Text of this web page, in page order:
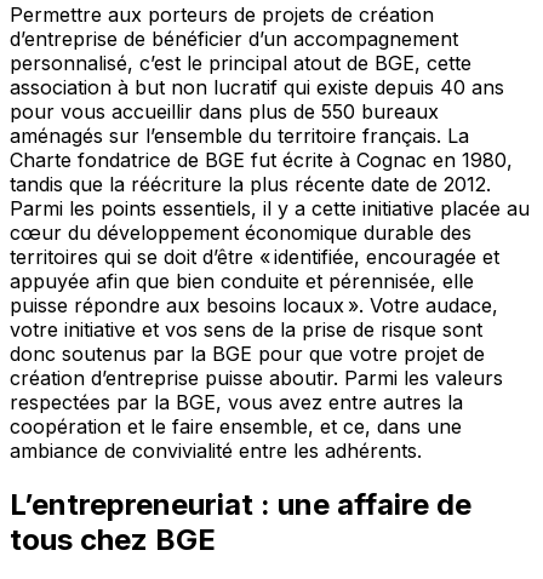
Permettre aux porteurs de projets de création
d’entreprise de bénéficier d’un accompagnement
personnalisé, c’est le principal atout de BGE, cette
association à but non lucratif qui existe depuis 40 ans
pour vous accueillir dans plus de 550 bureaux
aménagés sur l’ensemble du territoire français. La
Charte fondatrice de BGE fut écrite à Cognac en 1980,
tandis que la réécriture la plus récente date de 2012.
Parmi les points essentiels, il y a cette initiative placée au
cœur du développement économique durable des
territoires qui se doit d’être « identifiée, encouragée et
appuyée afin que bien conduite et pérennisée, elle
puisse répondre aux besoins locaux ». Votre audace,
votre initiative et vos sens de la prise de risque sont
donc soutenus par la BGE pour que votre projet de
création d’entreprise puisse aboutir. Parmi les valeurs
respectées par la BGE, vous avez entre autres la
coopération et le faire ensemble, et ce, dans une
ambiance de convivialité entre les adhérents.
L’entrepreneuriat : une affaire de
tous chez BGE